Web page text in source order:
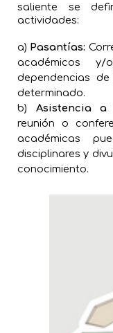
saliente se
actividades:
a) Pasantías:
académicos
dependencias
determinado.
b) Asistencia a
reunión o
académicas
disciplinares y
conocimiento.